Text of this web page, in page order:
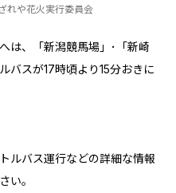
れや花火実行委員会
は、「新潟競馬場」･「新崎
バスが17時頃より15分おきに
ルバス運行などの詳細な情報
い。